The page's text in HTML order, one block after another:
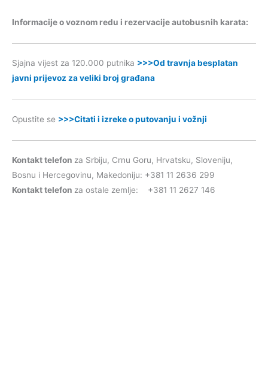
Informacije o voznom redu i rezervacije autobusnih karata:
Sjajna vijest za 120.000 putnika >>>Od travnja besplatan
javni prijevoz za veliki broj građana
Opustite se >>>Citati i izreke o putovanju i vožnji
Kontakt telefon za Srbiju, Crnu Goru, Hrvatsku, Sloveniju,
Bosnu i Hercegovinu, Makedoniju: +381 11 2636 299
Kontakt telefon za ostale zemlje: +381 11 2627 146